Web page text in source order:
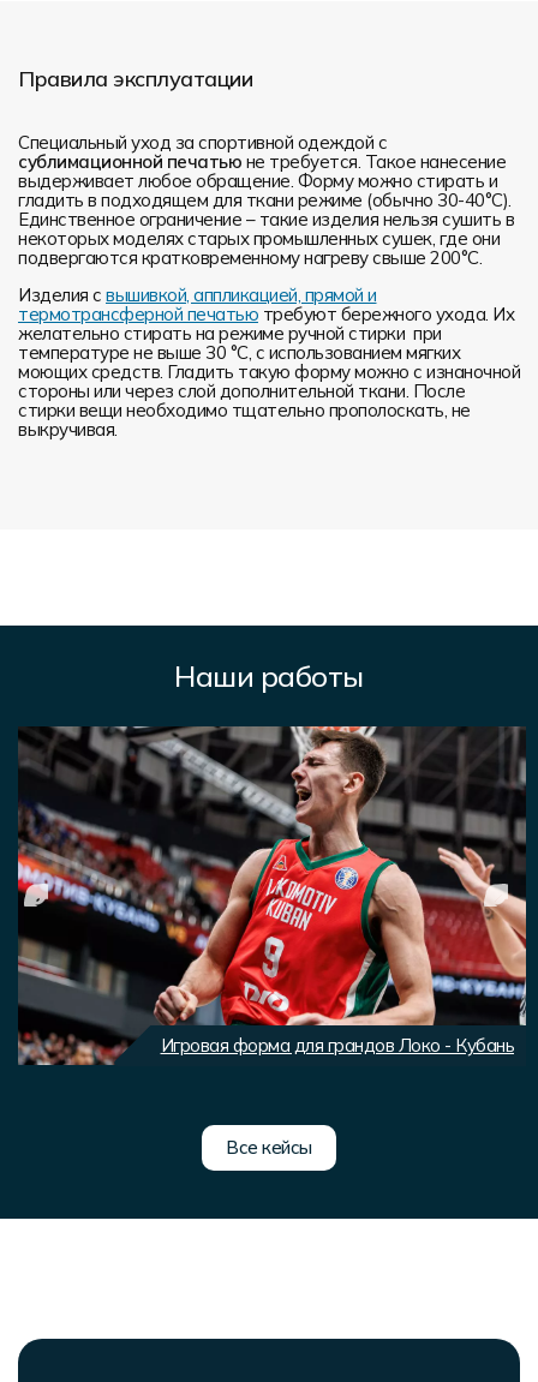
Правила эксплуатации
Специальный уход за спортивной одеждой с
сублимационной печатью не требуется. Такое нанесение
выдерживает любое обращение. Форму можно стирать и
гладить в подходящем для ткани режиме (обычно 30-40°С).
Единственное ограничение – такие изделия нельзя сушить в
некоторых моделях старых промышленных сушек, где они
подвергаются кратковременному нагреву свыше 200°С.
Изделия с вышивкой, аппликацией, прямой и
термотрансферной печатью требуют бережного ухода. Их
желательно стирать на режиме ручной стирки при
температуре не выше 30 °C, с использованием мягких
моющих средств. Гладить такую форму можно с изнаночной
стороны или через слой дополнительной ткани. После
стирки вещи необходимо тщательно прополоскать, не
выкручивая.
Наши работы
Игровая форма для грандов Локо - Кубань
Все кейсы